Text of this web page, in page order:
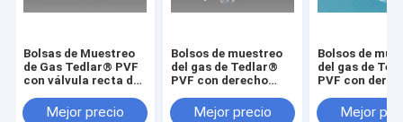
Bolsas de Muestreo
de Gas Tedlar® PVF
con válvula recta de
TDL31C_5L (bolsa de
Mejor precio
Bolsos de muestreo
del gas de Tedlar®
PVF con derecho
airbag de la válvula
Mejor precio
Bolsos de
del gas de
PVF con
válvulaMejor